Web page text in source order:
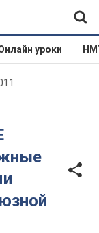
уроки